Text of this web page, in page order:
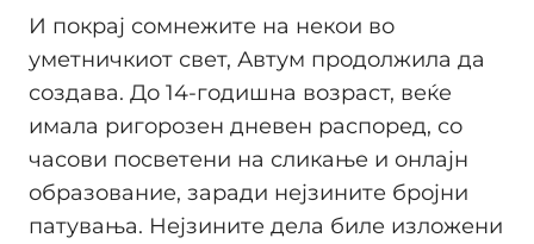
И покрај сомнежите на некои во
уметничкиот свет, Автум продолжила да
создава. До 14-годишна возраст, веќе
имала ригорозен дневен распоред, со
часови посветени на сликање и онлајн
образование, заради нејзините бројни
патувања. Нејзините дела биле изложени